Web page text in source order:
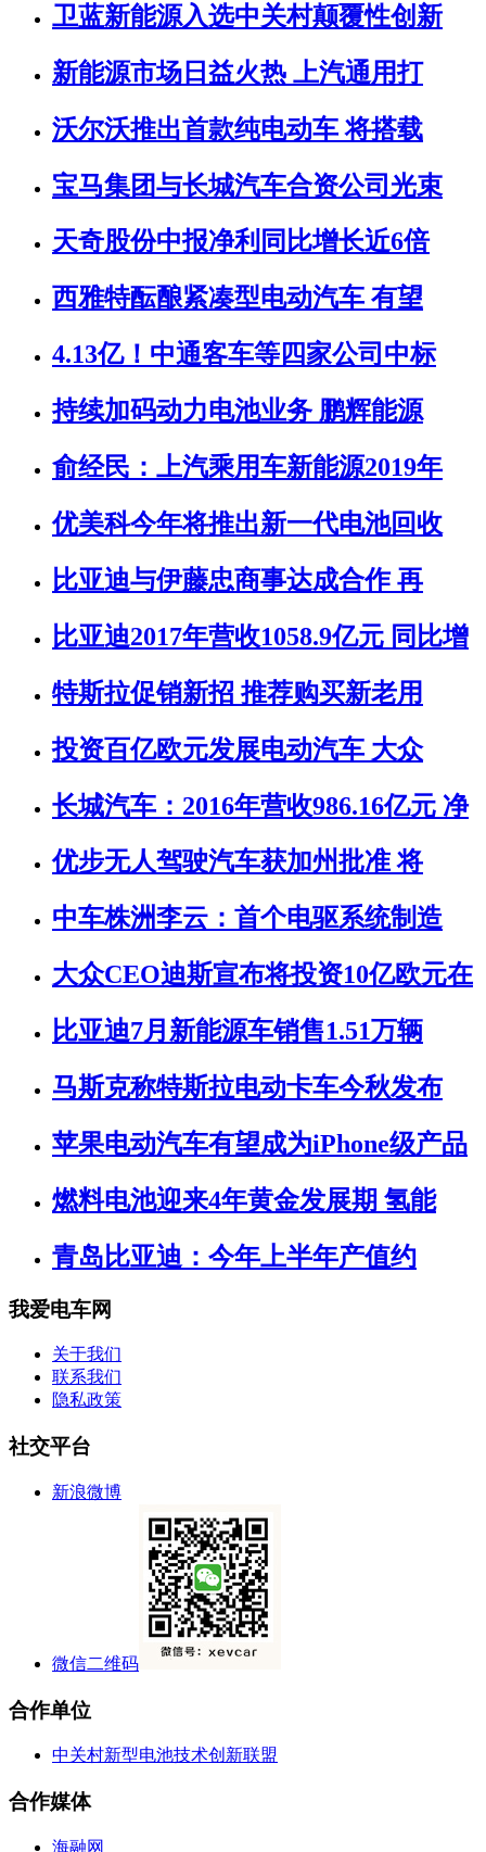
卫蓝新能源入选中关村颠覆性创新
新能源市场日益火热 上汽通用打
沃尔沃推出首款纯电动车 将搭载
宝马集团与长城汽车合资公司光束
天奇股份中报净利同比增长近6倍
西雅特酝酿紧凑型电动汽车 有望
4.13亿！中通客车等四家公司中标
持续加码动力电池业务 鹏辉能源
俞经民：上汽乘用车新能源2019年
优美科今年将推出新一代电池回收
比亚迪与伊藤忠商事达成合作 再
比亚迪2017年营收1058.9亿元 同比增
特斯拉促销新招 推荐购买新老用
投资百亿欧元发展电动汽车 大众
长城汽车：2016年营收986.16亿元 净
优步无人驾驶汽车获加州批准 将
中车株洲李云：首个电驱系统制造
大众CEO迪斯宣布将投资10亿欧元在
比亚迪7月新能源车销售1.51万辆
马斯克称特斯拉电动卡车今秋发布
苹果电动汽车有望成为iPhone级产品
燃料电池迎来4年黄金发展期 氢能
青岛比亚迪：今年上半年产值约
我爱电车网
关于我们
联系我们
隐私政策
社交平台
新浪微博
微信二维码
合作单位
中关村新型电池技术创新联盟
合作媒体
海融网